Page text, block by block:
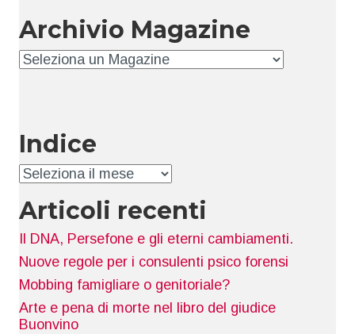
Archivio Magazine
Archivio
Indice
Indice
Articoli recenti
Il DNA, Persefone e gli eterni cambiamenti.
Nuove regole per i consulenti psico forensi
Mobbing famigliare o genitoriale?
Arte e pena di morte nel libro del giudice
Buonvino